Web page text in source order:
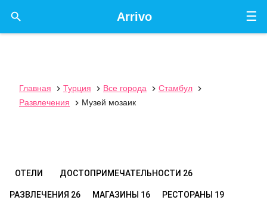
☰
Arrivo

Главная  Турция  Все города  Стамбул

Развлечения
 Музей мозаик
ОТЕЛИ ДОСТОПРИМЕЧАТЕЛЬНОСТИ 26
РАЗВЛЕЧЕНИЯ 26 МАГАЗИНЫ 16 РЕСТОРАНЫ 19